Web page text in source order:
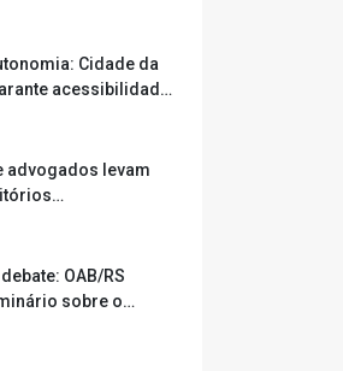
Cidade da
acessibilidade
para todos os
advogados levam
obtidos na Cidade
OAB/RS
sobre o
terceiro dia da